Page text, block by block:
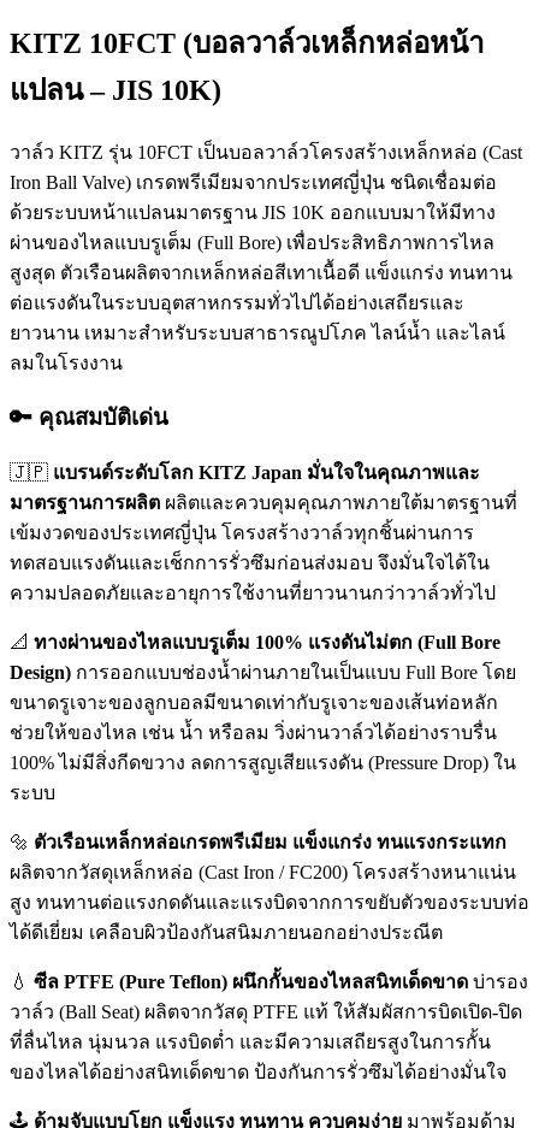
KITZ 10FCT (บอลวาล์วเหล็กหล่อหน้า
แปลน – JIS 10K)
วาล์ว KITZ รุ่น 10FCT เป็นบอลวาล์วโครงสร้างเหล็กหล่อ (Cast
Iron Ball Valve) เกรดพรีเมียมจากประเทศญี่ปุ่น ชนิดเชื่อมต่อ
ด้วยระบบหน้าแปลนมาตรฐาน JIS 10K ออกแบบมาให้มีทาง
ผ่านของไหลแบบรูเต็ม (Full Bore) เพื่อประสิทธิภาพการไหล
สูงสุด ตัวเรือนผลิตจากเหล็กหล่อสีเทาเนื้อดี แข็งแกร่ง ทนทาน
ต่อแรงดันในระบบอุตสาหกรรมทั่วไปได้อย่างเสถียรและ
ยาวนาน เหมาะสำหรับระบบสาธารณูปโภค ไลน์น้ำ และไลน์
ลมในโรงงาน
🔑 คุณสมบัติเด่น
🇯🇵 แบรนด์ระดับโลก KITZ Japan มั่นใจในคุณภาพและ
มาตรฐานการผลิต ผลิตและควบคุมคุณภาพภายใต้มาตรฐานที่
เข้มงวดของประเทศญี่ปุ่น โครงสร้างวาล์วทุกชิ้นผ่านการ
ทดสอบแรงดันและเช็กการรั่วซึมก่อนส่งมอบ จึงมั่นใจได้ใน
ความปลอดภัยและอายุการใช้งานที่ยาวนานกว่าวาล์วทั่วไป
📐 ทางผ่านของไหลแบบรูเต็ม 100% แรงดันไม่ตก (Full Bore
Design) การออกแบบช่องน้ำผ่านภายในเป็นแบบ Full Bore โดย
ขนาดรูเจาะของลูกบอลมีขนาดเท่ากับรูเจาะของเส้นท่อหลัก
ช่วยให้ของไหล เช่น น้ำ หรือลม วิ่งผ่านวาล์วได้อย่างราบรื่น
100% ไม่มีสิ่งกีดขวาง ลดการสูญเสียแรงดัน (Pressure Drop) ใน
ระบบ
🔩 ตัวเรือนเหล็กหล่อเกรดพรีเมียม แข็งแกร่ง ทนแรงกระแทก
ผลิตจากวัสดุเหล็กหล่อ (Cast Iron / FC200) โครงสร้างหนาแน่น
สูง ทนทานต่อแรงกดดันและแรงบิดจากการขยับตัวของระบบท่อ
ได้ดีเยี่ยม เคลือบผิวป้องกันสนิมภายนอกอย่างประณีต
💧 ซีล PTFE (Pure Teflon) ผนึกกั้นของไหลสนิทเด็ดขาด บ่ารอง
วาล์ว (Ball Seat) ผลิตจากวัสดุ PTFE แท้ ให้สัมผัสการบิดเปิด-ปิด
ที่ลื่นไหล นุ่มนวล แรงบิดต่ำ และมีความเสถียรสูงในการกั้น
ของไหลได้อย่างสนิทเด็ดขาด ป้องกันการรั่วซึมได้อย่างมั่นใจ
🕹️ ด้ามจับแบบโยก แข็งแรง ทนทาน ควบคุมง่าย มาพร้อมด้าม